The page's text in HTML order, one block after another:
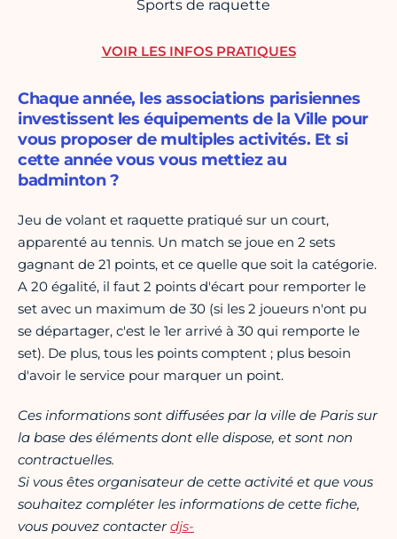
Sports de raquette
Chaque année, les associations parisiennes
investissent les équipements de la Ville pour
vous proposer de multiples activités. Et si
cette année vous vous mettiez au
badminton ?
Jeu de volant et raquette pratiqué sur un court,
apparenté au tennis. Un match se joue en 2 sets
gagnant de 21 points, et ce quelle que soit la catégorie.
A 20 égalité, il faut 2 points d'écart pour remporter le
set avec un maximum de 30 (si les 2 joueurs n'ont pu
se départager, c'est le 1er arrivé à 30 qui remporte le
set). De plus, tous les points comptent ; plus besoin
d'avoir le service pour marquer un point.
Ces informations sont diffusées par la ville de Paris sur
la base des éléments dont elle dispose, et sont non
contractuelles.
Si vous êtes organisateur de cette activité et que vous
souhaitez compléter les informations de cette fiche,
vous pouvez contacterdjs-
VOIR LES INFOS PRATIQUES